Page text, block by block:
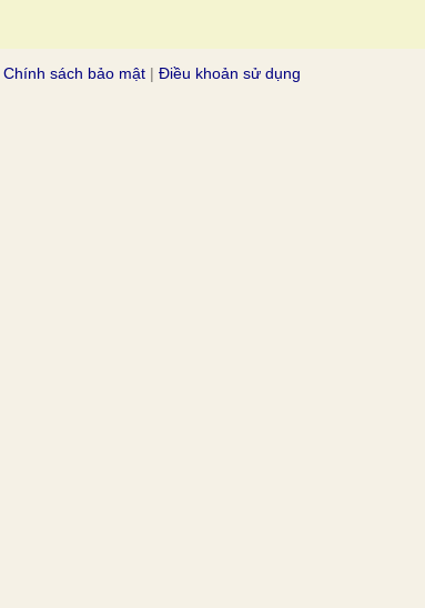
Chính sách bảo mật | Điều khoản sử dụng